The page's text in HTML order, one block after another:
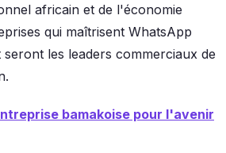
africain et de l'économie
qui maîtrisent WhatsApp
seront les leaders commerciaux de
bamakoise pour l'avenir